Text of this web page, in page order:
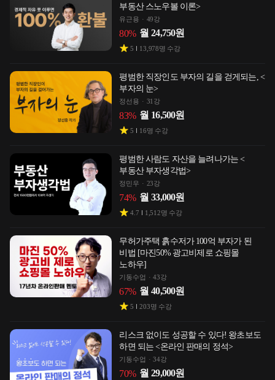
부동산 스노우볼 이론>
유근용 49강
80% 월 24,750원
5 13,978명 수강
평범한 직장인도 부자의 길을 걷게되는, <
부자의 눈>
정선용 31강
83% 월 16,500원
5 16명 수강
평범한 사람도 자산을 늘려나가는 <
부동산 부자생각법>
정민우 23강
74% 월 33,000원
4.7 1,512명 수강
무허가주택 흙수저가 100억 부자가 된
비법 [마진50% 광고비제로 쇼핑몰
노하우]
기동수업 43강
67% 월 40,500원
5 203명 수강
리스크 없이도 성공할 수 있다! 왕초보도
하면 되는 <온라인 판매의 정석>
기동수업 34강
70% 월 29,000원